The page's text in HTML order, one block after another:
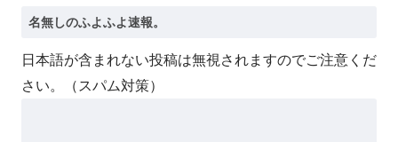
日本語が含まれない投稿は無視されますのでご注意くだ
さい。（スパム対策）